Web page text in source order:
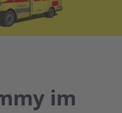
im